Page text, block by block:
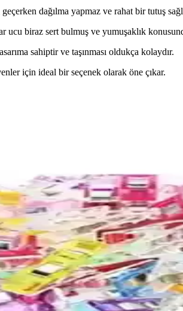
geçerken dağılma yapmaz ve rahat bir tutuş
ucu biraz sert bulmuş ve yumuşaklık
sahiptir ve taşınması oldukça kolaydır.
için ideal bir seçenek olarak öne çıkar.
Boyama Setleri
Kasabası temalı sayılarla boyama
Karşılaştırması: Özellikleri ve
kullanıcı yorumlarını ve
Neo Felsefe Sayılarla Boyama
Hobi Sanat ve Wombhobby Neo Felsefe'nin